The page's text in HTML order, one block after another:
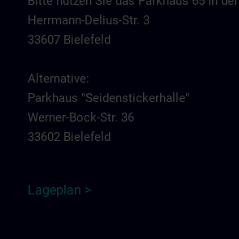
Herrmann-Delius-Str. 3
33607 Bielefeld
Alternative:
Parkhaus "Seidenstickerhalle"
Werner-Bock-Str. 36
33602 Bielefeld
Lageplan >